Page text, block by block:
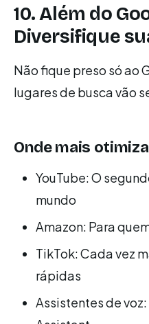
10. Além do
Diversifique
Não fique preso só ao
lugares de busca vão
Onde mais
YouTube: O
mundo
Amazon: Para
TikTok: Cada vez
rápidas
Assistentes de